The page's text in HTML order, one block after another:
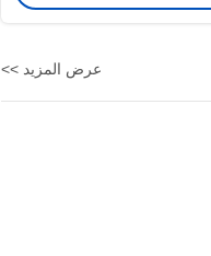
عرض المزيد >>